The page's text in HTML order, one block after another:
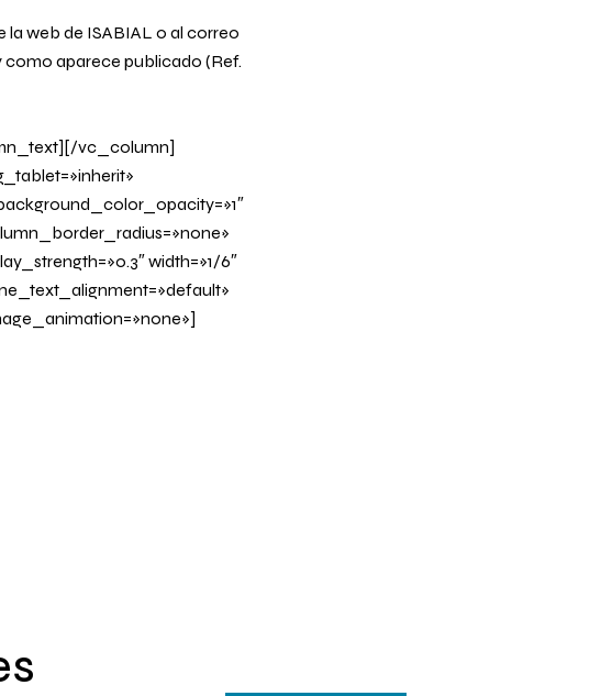
la web de ISABIAL o al correo
como aparece publicado (Ref.
vc_column]
width=»1/6″